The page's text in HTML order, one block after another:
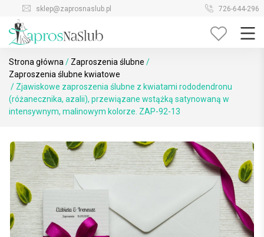
content
sklep@zaprosnaslub.pl 726-644-296
Strona główna / Zaproszenia ślubne /
Zaproszenia ślubne kwiatowe
/ Zjawiskowe zaproszenia ślubne z kwiatami rododendronu
(różanecznika, azalii), przewiązane wstążką satynowaną w
intensywnym, malinowym kolorze. ZAP-92-13